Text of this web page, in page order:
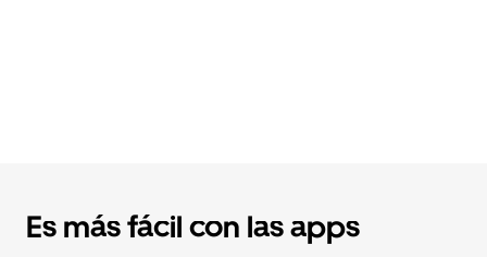
Es más fácil con las apps